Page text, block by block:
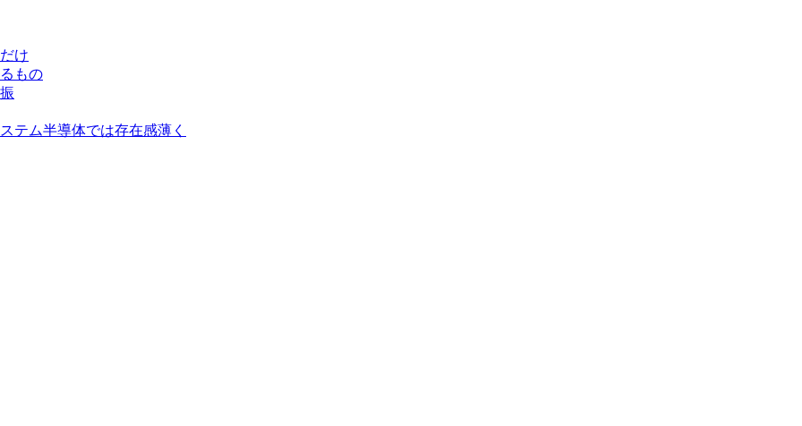
け
もの
テム半導体では存在感薄く